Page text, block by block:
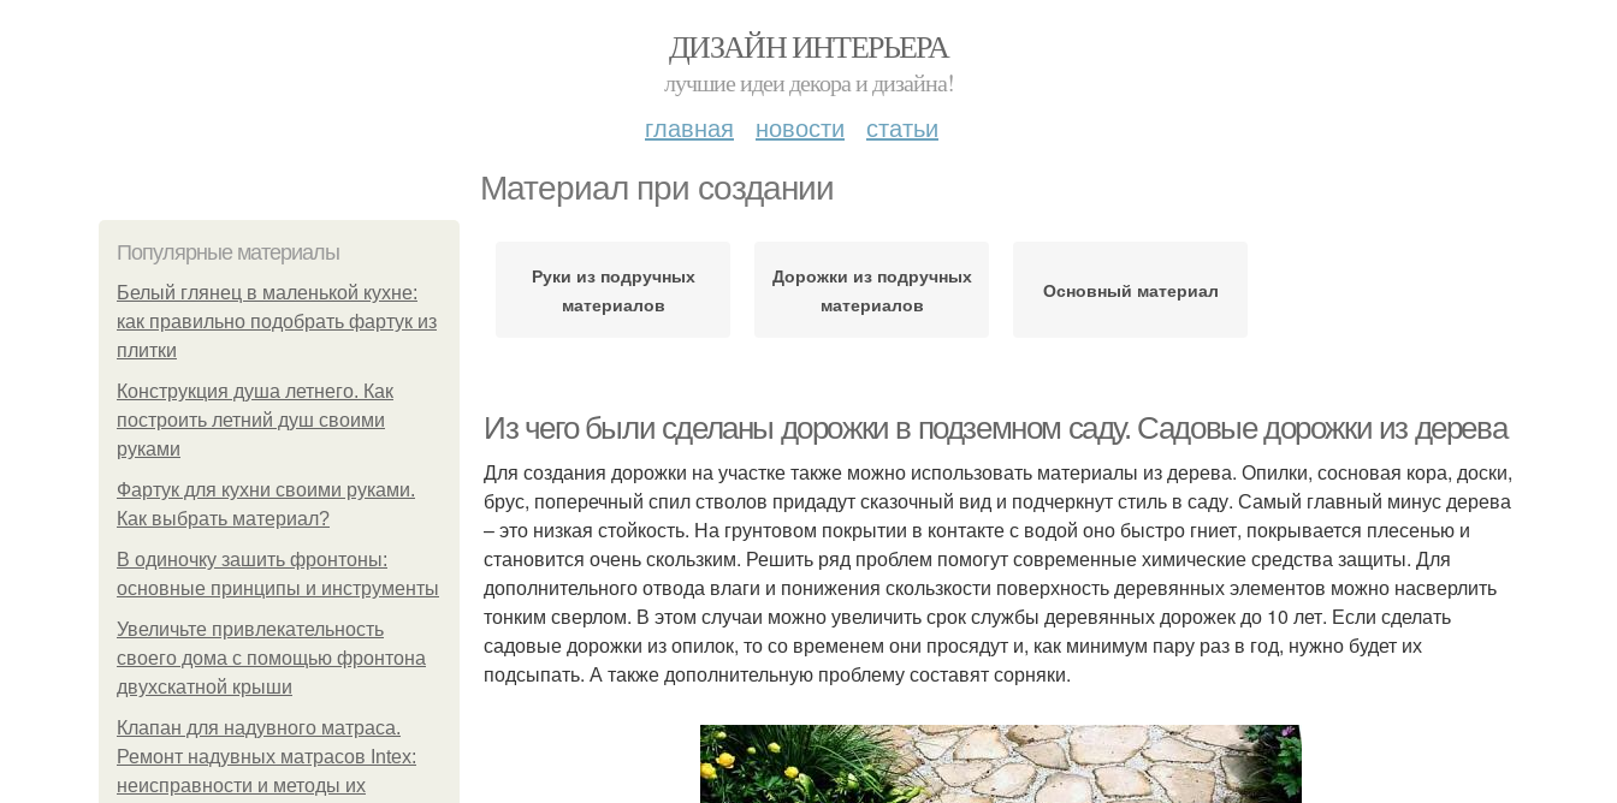
ДИЗАЙН ИНТЕРЬЕРА
лучшие идеи декора и дизайна!
главная новости статьи
Материал при создании
Популярные материалы
Белый глянец в маленькой кухне:
как правильно подобрать фартук из
плитки
Конструкция душа летнего. Как
построить летний душ своими
руками
Фартук для кухни своими руками.
Как выбрать материал?
В одиночку зашить фронтоны:
основные принципы и инструменты
Увеличьте привлекательность
своего дома с помощью фронтона
двухскатной крыши
Клапан для надувного матраса.
Ремонт надувных матрасов Intex:
неисправности и методы их
Руки из подручных
материалов
Дорожки из подручных
материалов
Основный материал
Из чего были сделаны дорожки в подземном саду. Садовые дорожки из дерева
Для создания дорожки на участке также можно использовать материалы из дерева. Опилки, сосновая кора, доски,
брус, поперечный спил стволов придадут сказочный вид и подчеркнут стиль в саду. Самый главный минус дерева
– это низкая стойкость. На грунтовом покрытии в контакте с водой оно быстро гниет, покрывается плесенью и
становится очень скользким. Решить ряд проблем помогут современные химические средства защиты. Для
дополнительного отвода влаги и понижения скользкости поверхность деревянных элементов можно насверлить
тонким сверлом. В этом случаи можно увеличить срок службы деревянных дорожек до 10 лет. Если сделать
садовые дорожки из опилок, то со временем они просядут и, как минимум пару раз в год, нужно будет их
подсыпать. А также дополнительную проблему составят сорняки.